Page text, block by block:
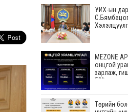
УИХ-ын
илүү
MEZONE
онцгой
зарлаж,
50%
үзүүлж
Төрийн